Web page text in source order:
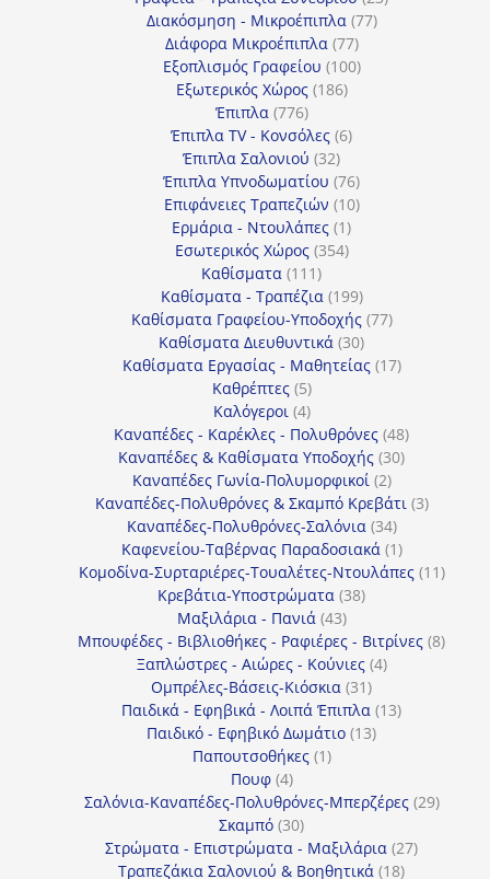
Διακόσμηση - Μικροέπιπλα 7777
Διάφορα Μικροέπιπλα 7777
προϊόντα
Εξοπλισμός Γραφείου 100100
Εξωτερικός Χώρος 186186
Έπιπλα 776776
προϊόντα
Έπιπλα TV - Κονσόλες 66
Έπιπλα Σαλονιού 3232
προϊόντα
Έπιπλα Υπνοδωματίου 7676
προϊόντα
Επιφάνειες Τραπεζιών 1010
Ερμάρια - Ντουλάπες 11
προϊόν
Εσωτερικός Χώρος 354354
Καθίσματα 111111
προϊόντα
Καθίσματα - Τραπέζια 199199
προϊόντα
Καθίσματα Γραφείου-Υποδοχής 7777
Καθίσματα Διευθυντικά 3030
προϊόντα
Καθίσματα Εργασίας - Μαθητείας 1717
Καθρέπτες 55
προϊόντα
Καλόγεροι 44
προϊόντα
Καναπέδες - Καρέκλες - Πολυθρόνες 4848
προϊόντα
Καναπέδες & Καθίσματα Υποδοχής 3030
Καναπέδες Γωνία-Πολυμορφικοί 22
προϊόντα
Καναπέδες-Πολυθρόνες & Σκαμπό Κρεβάτι 33
Καναπέδες-Πολυθρόνες-Σαλόνια 3434
προϊόντα
Καφενείου-Ταβέρνας Παραδοσιακά 11
προϊόν
Κομοδίνα-Συρταριέρες-Τουαλέτες-Ντουλάπες 1111
Κρεβάτια-Υποστρώματα 3838
Μαξιλάρια - Πανιά 4343
προϊόντα
Μπουφέδες - Βιβλιοθήκες - Ραφιέρες - Βιτρίνες 88
Ξαπλώστρες - Αιώρες - Κούνιες 44
Ομπρέλες-Βάσεις-Κιόσκια 3131
προϊόντα
Παιδικά - Εφηβικά - Λοιπά Έπιπλα 1313
Παιδικό - Εφηβικό Δωμάτιο 1313
Παπουτσοθήκες 11
Πουφ 44
προϊόντα
Σαλόνια-Καναπέδες-Πολυθρόνες-Μπερζέρες 2929
Σκαμπό 3030
προϊόντα
Στρώματα - Επιστρώματα - Μαξιλάρια 2727
Τραπεζάκια Σαλονιού & Βοηθητικά 1818